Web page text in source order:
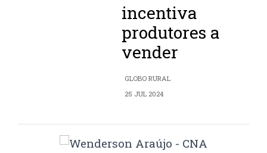
incentiva
produtores a
vender
GLOBO RURAL
25 JUL 2024